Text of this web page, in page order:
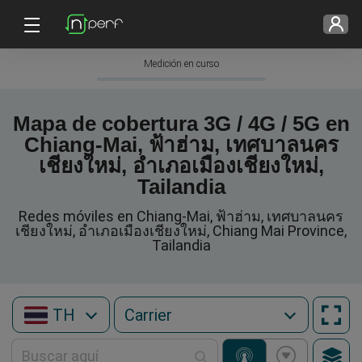
Medición en curso
Mapa de cobertura 3G / 4G / 5G en
Chiang-Mai, ฟ้าฮ่าม, เทศบาลนคร
เชียงใหม่, อำเภอเมืองเชียงใหม่,
Tailandia
Redes móviles en Chiang-Mai, ฟ้าฮ่าม, เทศบาลนคร
เชียงใหม่, อำเภอเมืองเชียงใหม่, Chiang Mai Province,
Tailandia
TH